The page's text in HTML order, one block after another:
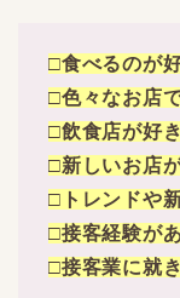
□食べるのが
□色々なお店
□飲食店が好
□新しいお店
□トレンドや
□接客経験が
□接客業に就